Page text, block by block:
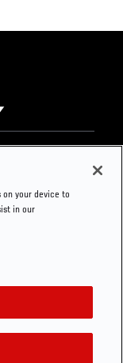
Press
on your device to
in our